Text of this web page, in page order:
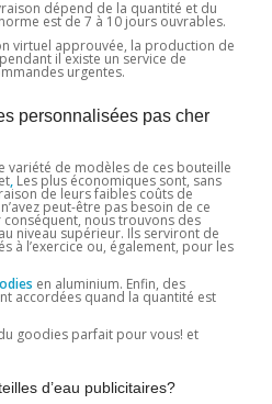
dépend de la quantité et du
est de 7 à 10 jours ouvrables.
virtuel approuvée, la production de
il existe un service de
urgentes.
personnalisées pas cher
variété de modèles de ces bouteille
,Les plus économiques sont, sans
de leurs faibles coûts de
peut-être pas besoin de ce
conséquent, nous trouvons des
niveau supérieur. Ils serviront de
à l’exercice ou, également, pour les
en aluminium. Enfin, des
accordées quand la quantité est
goodies parfait pour vous! et
d’eau publicitaires?